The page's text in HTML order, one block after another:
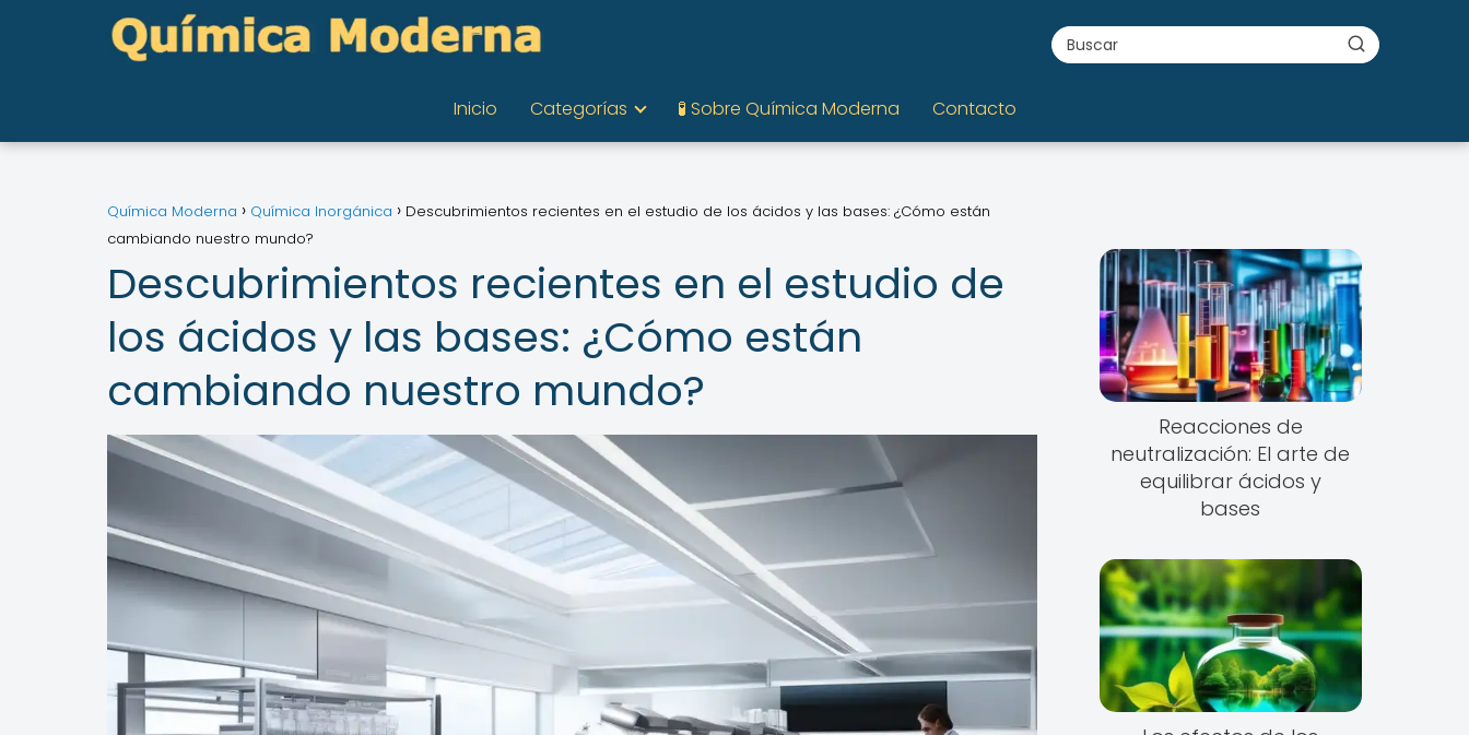
Inicio Categorías 🧪 Sobre Química Moderna Contacto
Química Moderna Química Inorgánica
Descubrimientos recientes en el estudio de los ácidos y las bases: ¿Cómo están
cambiando nuestro mundo?
Descubrimientos recientes en el estudio de
los ácidos y las bases: ¿Cómo están
cambiando nuestro mundo?
Reacciones de
neutralización: El arte de
equilibrar ácidos y
bases